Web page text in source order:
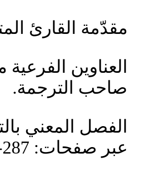
مقدّمة القارئ
العناوين
صاحب الترجمة.
الفصل المعني
عبر صفحات: 287-290